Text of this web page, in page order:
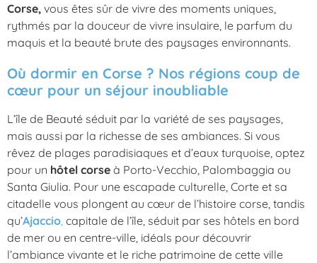
Corse, vous êtes sûr de vivre des moments uniques,
rythmés par la douceur de vivre insulaire, le parfum du
maquis et la beauté brute des paysages environnants.
Où dormir en Corse ? Nos régions coup de
cœur pour un séjour inoubliable
L’île de Beauté séduit par la variété de ses paysages,
mais aussi par la richesse de ses ambiances. Si vous
rêvez de plages paradisiaques et d’eaux turquoise, optez
pour un hôtel corse à Porto-Vecchio, Palombaggia ou
Santa Giulia. Pour une escapade culturelle, Corte et sa
citadelle vous plongent au cœur de l’histoire corse, tandis
qu’Ajaccio, capitale de l’île, séduit par ses hôtels en bord
de mer ou en centre-ville, idéals pour découvrir
l’ambiance vivante et le riche patrimoine de cette ville